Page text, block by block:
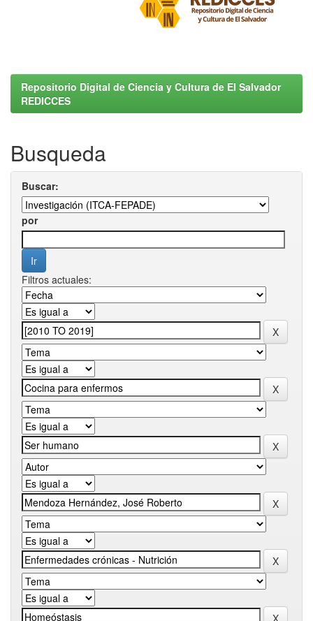
Repositorio Digital de Ciencia y Cultura de El Salvador
REDICCES
Busqueda
Buscar:
por
Filtros actuales: